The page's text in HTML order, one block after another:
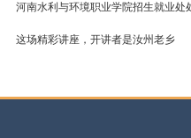
河南水利与环境职业学院招生就业处
这场精彩讲座，开讲者是汝州老乡